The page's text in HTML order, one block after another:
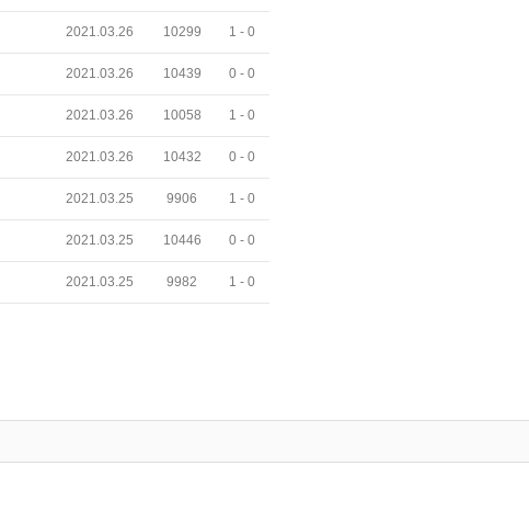
2021.03.26 10299 1 - 0
2021.03.26 10439 0 - 0
2021.03.26 10058 1 - 0
2021.03.26 10432 0 - 0
2021.03.25 9906 1 - 0
2021.03.25 10446 0 - 0
2021.03.25 9982 1 - 0